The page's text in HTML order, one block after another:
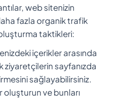
web sitenizin
fazla organik trafik
taktikleri:
içerikler arasında
sayfanızda
sağlayabilirsiniz.
oluşturun ve bunları